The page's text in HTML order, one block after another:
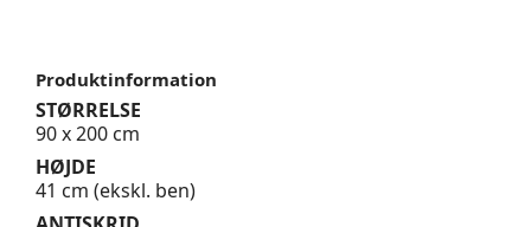
Produktinformation
STØRRELSE
90 x 200 cm
HØJDE
41 cm (ekskl. ben)